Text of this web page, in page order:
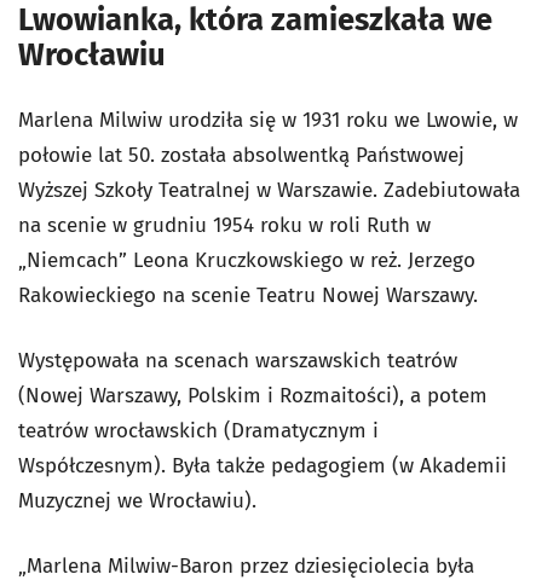
Lwowianka, która zamieszkała we
Wrocławiu
Marlena Milwiw urodziła się w 1931 roku we Lwowie, w
połowie lat 50. została absolwentką Państwowej
Wyższej Szkoły Teatralnej w Warszawie. Zadebiutowała
na scenie w grudniu 1954 roku w roli Ruth w
„Niemcach” Leona Kruczkowskiego w reż. Jerzego
Rakowieckiego na scenie Teatru Nowej Warszawy.
Występowała na scenach warszawskich teatrów
(Nowej Warszawy, Polskim i Rozmaitości), a potem
teatrów wrocławskich (Dramatycznym i
Współczesnym). Była także pedagogiem (w Akademii
Muzycznej we Wrocławiu).
„Marlena Milwiw-Baron przez dziesięciolecia była